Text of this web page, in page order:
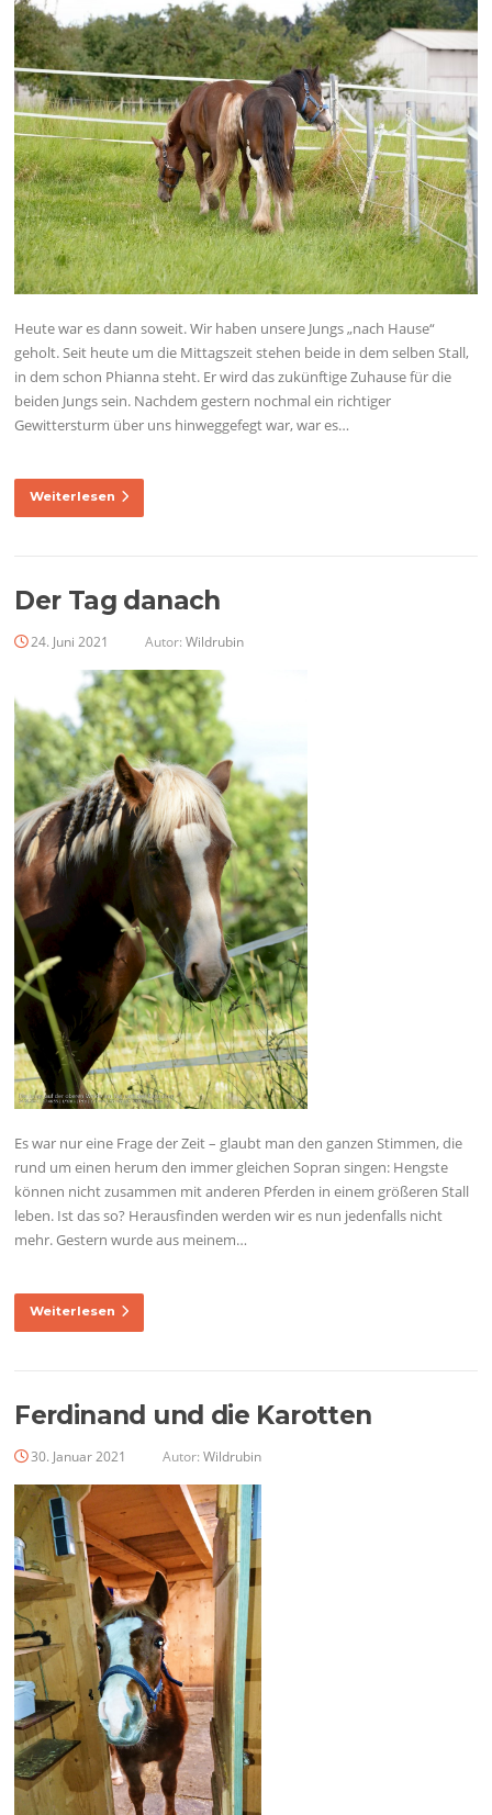
Heute war es dann soweit. Wir haben unsere Jungs „nach Hause“
geholt. Seit heute um die Mittagszeit stehen beide in dem selben Stall,
in dem schon Phianna steht. Er wird das zukünftige Zuhause für die
beiden Jungs sein. Nachdem gestern nochmal ein richtiger
Gewittersturm über uns hinweggefegt war, war es…
Weiterlesen
Der Tag danach
24. Juni 2021 Autor:Wildrubin
Es war nur eine Frage der Zeit – glaubt man den ganzen Stimmen, die
rund um einen herum den immer gleichen Sopran singen: Hengste
können nicht zusammen mit anderen Pferden in einem größeren Stall
leben. Ist das so? Herausfinden werden wir es nun jedenfalls nicht
mehr. Gestern wurde aus meinem…
Weiterlesen
Ferdinand und die Karotten
30. Januar 2021 Autor:Wildrubin